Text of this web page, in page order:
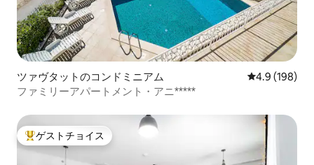
ツァヴタットのコンドミニアム レビュー198
4.9 (198)
ファミリーアパートメント・アニ*****
大好評のゲストチョイスです。
ゲストチョイス